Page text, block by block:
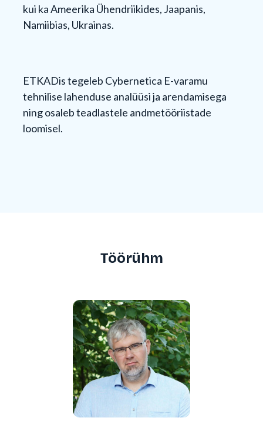
kui ka Ameerika Ühendriikides, Jaapanis,
Namiibias, Ukrainas.
ETKADis tegeleb Cybernetica E-varamu
tehnilise lahenduse analüüsi ja arendamisega
ning osaleb teadlastele andmetööriistade
loomisel.
Töörühm